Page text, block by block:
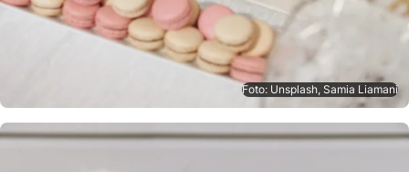
Foto: Unsplash, Samia Liamani